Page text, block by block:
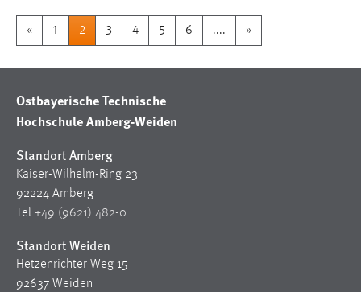
« 1 2 3 4 5 6 .... »
Ostbayerische Technische
Hochschule Amberg-Weiden
Standort Amberg
Kaiser-Wilhelm-Ring 23
92224 Amberg
Tel +49 (9621) 482-0
Standort Weiden
Hetzenrichter Weg 15
92637 Weiden